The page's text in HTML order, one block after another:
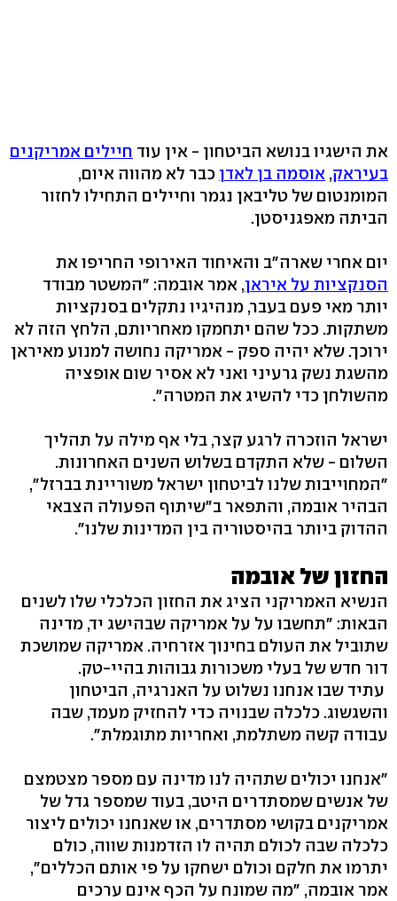
את הישגיו בנושא הביטחון - אין עוד חיילים אמריקנים
בעיראק, אוסמה בן לאדן כבר לא מהווה איום,
המומנטום של טליבאן נגמר וחיילים התחילו לחזור
הביתה מאפגניסטן.
יום אחרי שארה"ב והאיחוד האירופי החריפו את
הסנקציות על איראן, אמר אובמה: "המשטר מבודד
יותר מאי פעם בעבר, מנהיגיו נתקלים בסנקציות
משתקות. ככל שהם יתחמקו מאחריותם, הלחץ הזה לא
ירוכך. שלא יהיה ספק - אמריקה נחושה למנוע מאיראן
מהשגת נשק גרעיני ואני לא אסיר שום אופציה
מהשולחן כדי להשיג את המטרה".
ישראל הוזכרה לרגע קצר, בלי אף מילה על תהליך
השלום - שלא התקדם בשלוש השנים האחרונות.
"המחוייבות שלנו לביטחון ישראל משוריינת בברזל",
הבהיר אובמה, והתפאר ב"שיתוף הפעולה הצבאי
ההדוק ביותר בהיסטוריה בין המדינות שלנו".
החזון של אובמה
הנשיא האמריקני הציג את החזון הכלכלי שלו לשנים
הבאות: "תחשבו על על אמריקה שבהישג יד, מדינה
שתוביל את העולם בחינוך אזרחיה. אמריקה שמושכת
דור חדש של בעלי משכורות גבוהות בהיי-טק.
עתיד שבו אנחנו נשלוט על האנרגיה, הביטחון
והשגשוג. כלכלה שבנויה כדי להחזיק מעמד, שבה
עבודה קשה משתלמת, ואחריות מתוגמלת".
"אנחנו יכולים שתהיה לנו מדינה עם מספר מצטמצם
של אנשים שמסתדרים היטב, בעוד שמספר גדל של
אמריקנים בקושי מסתדרים, או שאנחנו יכולים ליצור
כלכלה שבה לכולם תהיה לו הזדמנות שווה, כולם
יתרמו את חלקם וכולם ישחקו על פי אותם הכללים",
אמר אובמה, "מה שמונח על הכף אינם ערכים